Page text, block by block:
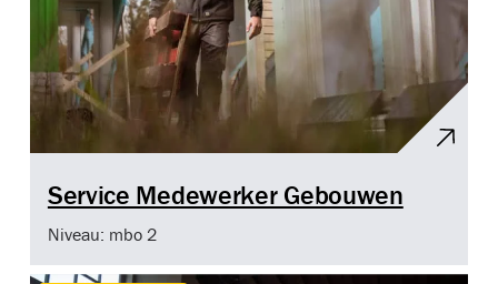
Service Medewerker Gebouwen
Niveau: mbo 2